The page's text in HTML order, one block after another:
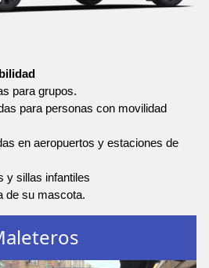
para grupos.
para personas con movilidad
en aeropuertos y estaciones de
y sillas infantiles
de su mascota.